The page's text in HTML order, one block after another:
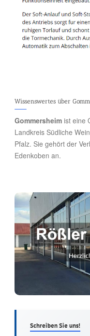
Wissenswertes über
Gommersheim ist eine
Landkreis Südliche
Pfalz. Sie gehört der
Edenkoben an.
Schreiben Sie uns!